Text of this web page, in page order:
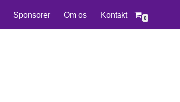
Sponsorer Om os Kontakt 0